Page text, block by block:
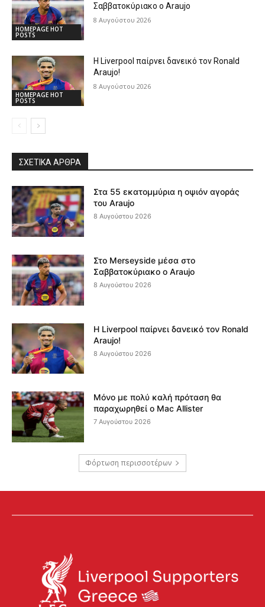
HOMEPAGE HOT
POSTS
Σαββατοκύριακο ο Araujo
8 Αυγούστου 2026
HOMEPAGE HOT
POSTS
Η Liverpool παίρνει δανεικό τον Ronald
Araujo!
8 Αυγούστου 2026
ΣΧΕΤΙΚΆ ΆΡΘΡΑ
Στα 55 εκατομμύρια η οψιόν αγοράς
του Araujo
8 Αυγούστου 2026
Στο Merseyside μέσα στο
Σαββατοκύριακο ο Araujo
8 Αυγούστου 2026
Η Liverpool παίρνει δανεικό τον Ronald
Araujo!
8 Αυγούστου 2026
Μόνο με πολύ καλή πρόταση θα
παραχωρηθεί ο Mac Allister
7 Αυγούστου 2026
Φόρτωση περισσοτέρων